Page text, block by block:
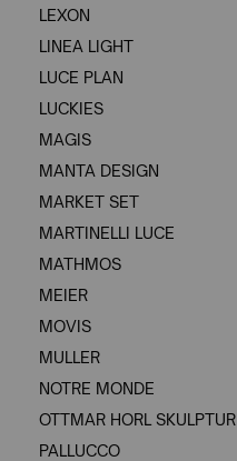
LEXON
LINEA LIGHT
LUCE PLAN
LUCKIES
MAGIS
MANTA DESIGN
MARKET SET
MARTINELLI LUCE
MATHMOS
MEIER
MOVIS
MULLER
NOTRE MONDE
OTTMAR HORL SKULPTUR
PALLUCCO